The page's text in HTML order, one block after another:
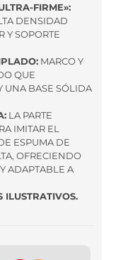
FIRME»:
DENSIDAD
Y SOPORTE
MARCO Y
QUE
UNA BASE SÓLIDA
LA PARTE
IMITAR EL
ESPUMA DE
OFRECIENDO
ADAPTABLE A
ILUSTRATIVOS.